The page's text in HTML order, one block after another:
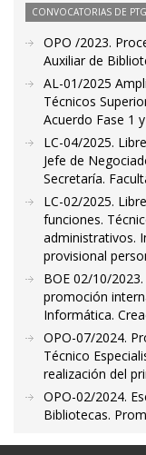
CONVOCATORIAS DE
OPO /2023.
Auxiliar de
AL-01/2025
Técnicos
Acuerdo Fase 1
LC-04/2025.
Jefe de
Secretaría.
LC-02/2025.
funciones.
administrativos.
provisional
BOE 02/10/
promoción
Informática.
OPO-07/2024.
Técnico
realización del
OPO-02/2024.
Bibliotecas.